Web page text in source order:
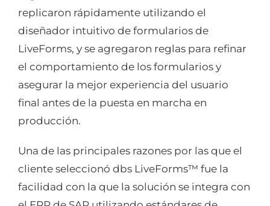
replicaron rápidamente utilizando el
diseñador intuitivo de formularios de
LiveForms, y se agregaron reglas para refinar
el comportamiento de los formularios y
asegurar la mejor experiencia del usuario
final antes de la puesta en marcha en
producción.
Una de las principales razones por las que el
cliente seleccionó dbs LiveForms™ fue la
facilidad con la que la solución se integra con